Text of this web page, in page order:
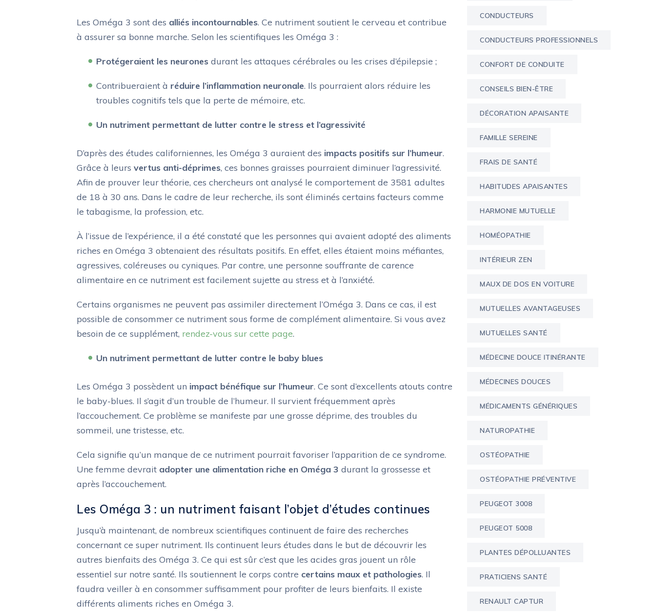
Les Oméga 3 sont des alliés incontournables. Ce nutriment soutient le cerveau et contribue
à assurer sa bonne marche. Selon les scientifiques les Oméga 3 :
Protégeraient les neurones durant les attaques cérébrales ou les crises d’épilepsie ;
Contribueraient à réduire l’inflammation neuronale. Ils pourraient alors réduire les
troubles cognitifs tels que la perte de mémoire, etc.
Un nutriment permettant de lutter contre le stress et l’agressivité
D’après des études californiennes, les Oméga 3 auraient des impacts positifs sur l’humeur.
Grâce à leurs vertus anti-déprimes, ces bonnes graisses pourraient diminuer l’agressivité.
Afin de prouver leur théorie, ces chercheurs ont analysé le comportement de 3581 adultes
de 18 à 30 ans. Dans le cadre de leur recherche, ils sont éliminés certains facteurs comme
le tabagisme, la profession, etc.
À l’issue de l’expérience, il a été constaté que les personnes qui avaient adopté des aliments
riches en Oméga 3 obtenaient des résultats positifs. En effet, elles étaient moins méfiantes,
agressives, coléreuses ou cyniques. Par contre, une personne souffrante de carence
alimentaire en ce nutriment est facilement sujette au stress et à l’anxiété.
Certains organismes ne peuvent pas assimiler directement l’Oméga 3. Dans ce cas, il est
possible de consommer ce nutriment sous forme de complément alimentaire. Si vous avez
besoin de ce supplément, rendez-vous sur cette page.
Un nutriment permettant de lutter contre le baby blues
Les Oméga 3 possèdent un impact bénéfique sur l’humeur. Ce sont d’excellents atouts contre
le baby-blues. Il s’agit d’un trouble de l’humeur. Il survient fréquemment après
l’accouchement. Ce problème se manifeste par une grosse déprime, des troubles du
sommeil, une tristesse, etc.
Cela signifie qu’un manque de ce nutriment pourrait favoriser l’apparition de ce syndrome.
Une femme devrait adopter une alimentation riche en Oméga 3 durant la grossesse et
après l’accouchement.
Les Oméga 3 : un nutriment faisant l’objet d’études continues
Jusqu’à maintenant, de nombreux scientifiques continuent de faire des recherches
concernant ce super nutriment. Ils continuent leurs études dans le but de découvrir les
autres bienfaits des Oméga 3. Ce qui est sûr c’est que les acides gras jouent un rôle
essentiel sur notre santé. Ils soutiennent le corps contre certains maux et pathologies. Il
faudra veiller à en consommer suffisamment pour profiter de leurs bienfaits. Il existe
différents aliments riches en Oméga 3.
CONDUCTEURS
CONDUCTEURS PROFESSIONNELS
CONFORT DE CONDUITE
CONSEILS BIEN-ÊTRE
DÉCORATION APAISANTE
FAMILLE SEREINE
FRAIS DE SANTÉ
HABITUDES APAISANTES
HARMONIE MUTUELLE
HOMÉOPATHIE
INTÉRIEUR ZEN
MAUX DE DOS EN VOITURE
MUTUELLES AVANTAGEUSES
MUTUELLES SANTÉ
MÉDECINE DOUCE ITINÉRANTE
MÉDECINES DOUCES
MÉDICAMENTS GÉNÉRIQUES
NATUROPATHIE
OSTÉOPATHIE
OSTÉOPATHIE PRÉVENTIVE
PEUGEOT 3008
PEUGEOT 5008
PLANTES DÉPOLLUANTES
PRATICIENS SANTÉ
RENAULT CAPTUR